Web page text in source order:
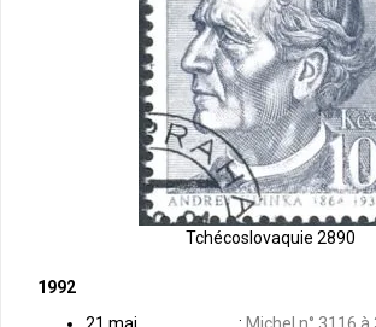
Tchécoslovaquie 2890
1992